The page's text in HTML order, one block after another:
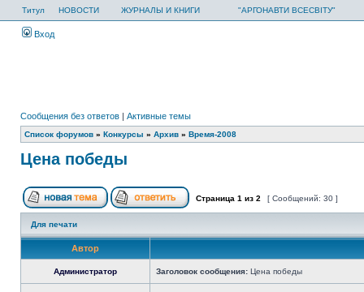
Титул НОВОСТИ ЖУРНАЛЫ И КНИГИ "АРГОНАВТИ ВСЕСВІТУ"
Вход
Сообщения без ответов | Активные темы
Список форумов » Конкурсы » Архив » Время-2008
Цена победы
Страница 1 из 2 [ Сообщений: 30 ]
Для печати
Автор
Администратор Заголовок сообщения: Цена победы